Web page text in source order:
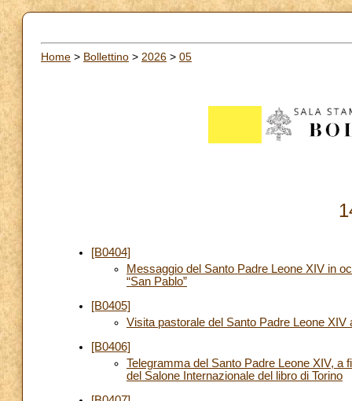
Home > Bollettino > 2026 > 05
[B0404]
Messaggio del Santo Padre Leone XIV in
“San Pablo”
[B0405]
Visita pastorale del Santo Padre Leone
[B0406]
Telegramma del Santo Padre Leone XIV, a
del Salone Internazionale del libro di Torino